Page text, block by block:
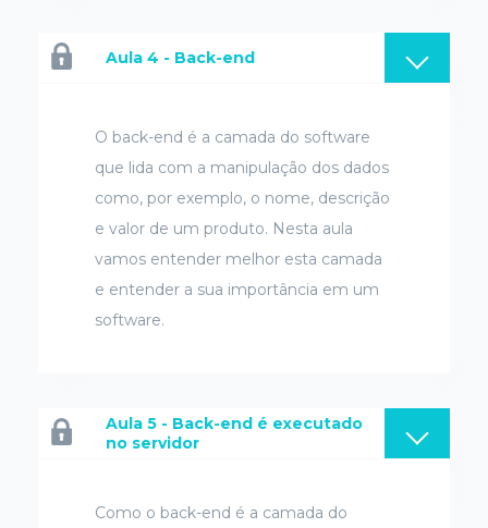
Aula 4 - Back-end
O back-end é a camada do software
que lida com a manipulação dos dados
como, por exemplo, o nome, descrição
e valor de um produto. Nesta aula
vamos entender melhor esta camada
e entender a sua importância em um
software.
Aula 5 - Back-end é executado
no servidor
Como o back-end é a camada do